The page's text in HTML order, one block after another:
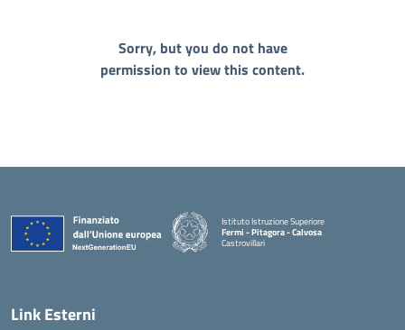
Sorry, but you do not have
permission to view this content.
Istituto Istruzione Superiore
Fermi - Pitagora - Calvosa
Castrovillari
Link Esterni